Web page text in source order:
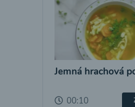
Jemná hrachová
00:10